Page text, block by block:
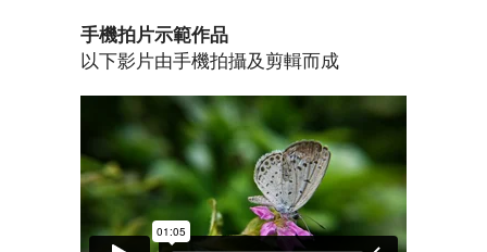
手機拍片示範作品
以下影片由手機拍攝及剪輯而成